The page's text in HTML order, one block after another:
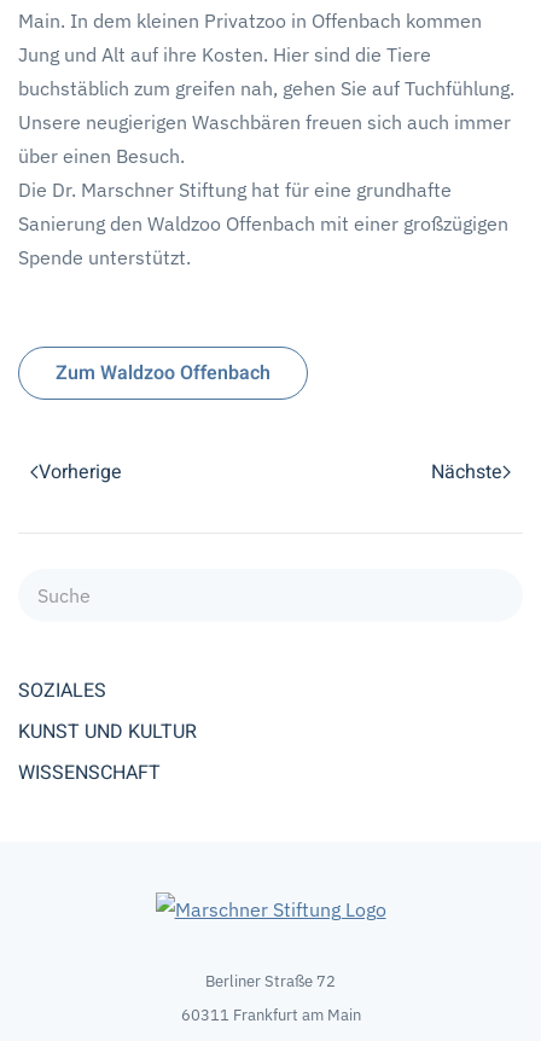
Main. In dem kleinen Privatzoo in Offenbach kommen
Jung und Alt auf ihre Kosten. Hier sind die Tiere
buchstäblich zum greifen nah, gehen Sie auf Tuchfühlung.
Unsere neugierigen Waschbären freuen sich auch immer
über einen Besuch.
Die Dr. Marschner Stiftung hat für eine grundhafte
Sanierung den Waldzoo Offenbach mit einer großzügigen
Spende unterstützt.
Zum Waldzoo Offenbach
Vorherige Nächste
SOZIALES
KUNST UND KULTUR
WISSENSCHAFT
Berliner Straße 72
60311 Frankfurt am Main